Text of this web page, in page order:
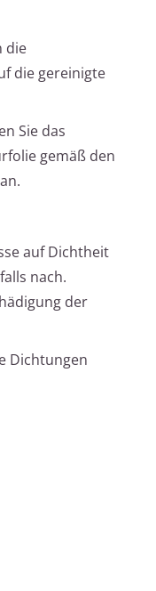
die
die gereinigte
Sie das
gemäß den
auf Dichtheit
nach.
der
Dichtungen